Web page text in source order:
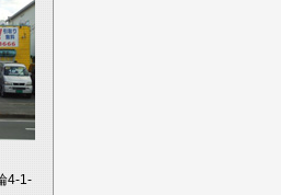
4-1-